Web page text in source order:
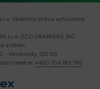
Všechna práva vyhrazena.
s.r.o. (IČO 08446563, DIČ
sídlem
- Vinohrady, 120 00
telefon: +420 704 183 785